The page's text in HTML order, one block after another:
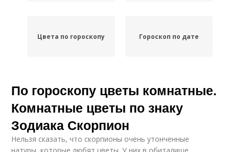
Цвета по гороскопу Гороскоп по дате
По гороскопу цветы комнатные.
Комнатные цветы по знаку
Зодиака Скорпион
Нельзя сказать, что скорпионы очень утонченные